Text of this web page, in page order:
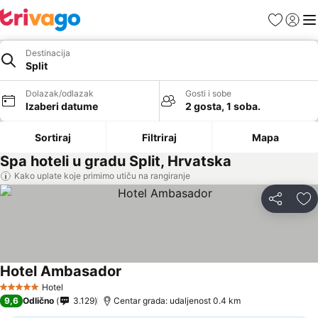
FavoritiPrijavi
Destinacija
Split
Dolazak/odlazak
Izaberi datume
Gosti i sobe
2 gosta, 1 soba.
Sortiraj Filtriraj Mapa
Spa hoteli u gradu Split, Hrvatska
Kako uplate koje primimo utiču na rangiranje
Deli
5 ZvezdiceHotel
Hotel Ambasador
9,6 Odlično 3.129 Centar grada: udaljenost 0.4 km